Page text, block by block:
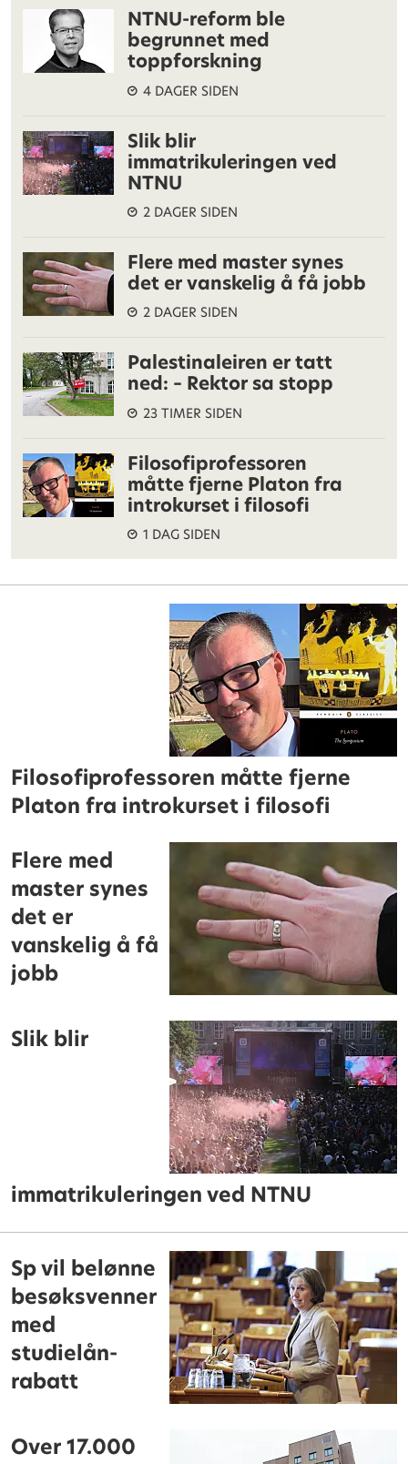
NTNU-reform ble
begrunnet med
toppforskning
4 DAGER SIDEN
Slik blir
immatrikuleringen ved
NTNU
2 DAGER SIDEN
Flere med master synes
det er vanskelig å få jobb
2 DAGER SIDEN
Palestinaleiren er tatt
ned: – Rektor sa stopp
23 TIMER SIDEN
Filosofiprofessoren
måtte fjerne Platon fra
introkurset i filosofi
1 DAG SIDEN
Filosofiprofessoren måtte fjerne
Platon fra introkurset i filosofi
Flere med
master synes
det er
vanskelig å få
jobb
Slik blir
immatrikuleringen ved NTNU
Sp vil belønne
besøksvenner
med
studielån-
rabatt
Over 17.000